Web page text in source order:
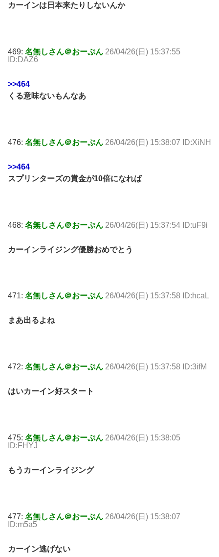
カーインは日本来たりしないんか
469: 名無しさん＠おーぷん 26/04/26(日) 15:37:55
ID:DAZ6
>>464
くる意味ないもんなあ
476: 名無しさん＠おーぷん 26/04/26(日) 15:38:07 ID:XiNH
>>464
スプリンターズの賞金が10倍になれば
468: 名無しさん＠おーぷん 26/04/26(日) 15:37:54 ID:uF9i
カーインライジング優勝おめでとう
471: 名無しさん＠おーぷん 26/04/26(日) 15:37:58 ID:hcaL
まあ出るよね
472: 名無しさん＠おーぷん 26/04/26(日) 15:37:58 ID:3ifM
はいカーイン好スタート
475: 名無しさん＠おーぷん 26/04/26(日) 15:38:05
ID:FHYJ
もうカーインライジング
477: 名無しさん＠おーぷん 26/04/26(日) 15:38:07
ID:m5a5
カーイン逃げない